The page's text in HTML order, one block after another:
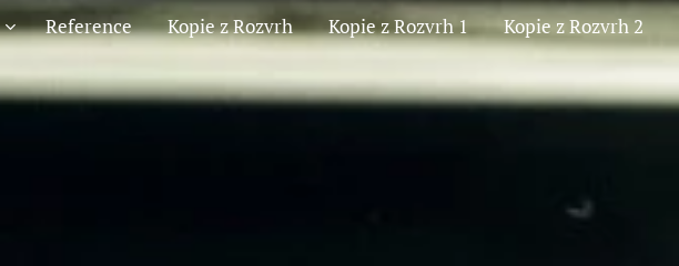
Reference Kopie z Rozvrh Kopie z Rozvrh 1 Kopie z Rozvrh 2